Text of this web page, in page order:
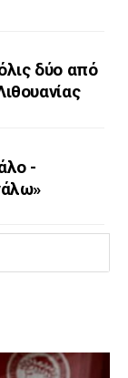
δύο από
-
πρεμιέρα